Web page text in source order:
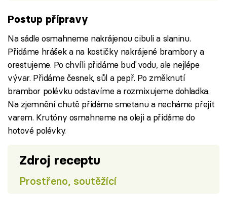
Postup přípravy
Na sádle osmahneme nakrájenou cibuli a slaninu.
Přidáme hrášek a na kostičky nakrájené brambory a
orestujeme. Po chvíli přidáme buď vodu, ale nejlépe
vývar. Přidáme česnek, sůl a pepř. Po změknutí
brambor polévku odstavíme a rozmixujeme dohladka.
Na zjemnění chutě přidáme smetanu a necháme přejít
varem. Krutóny osmahneme na oleji a přidáme do
hotové polévky.
Zdroj receptu
Prostřeno, soutěžící